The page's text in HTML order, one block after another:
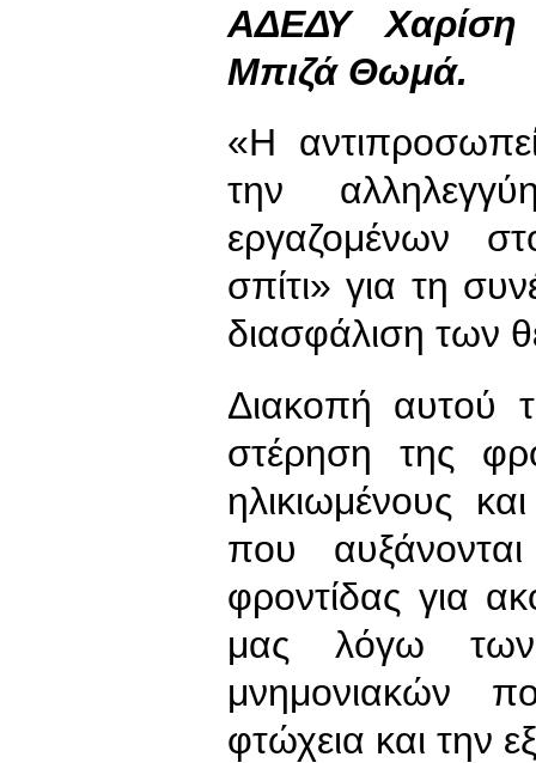
ΑΔΕΔΥ
Μπιζά Θωμά.
«Η
την
εργαζομένων
σπίτι» για τη
διασφάλιση των
Διακοπή αυτού
στέρηση της
ηλικιωμένους
που
φροντίδας για
μας λόγω των
μνημονιακών
φτώχεια και την